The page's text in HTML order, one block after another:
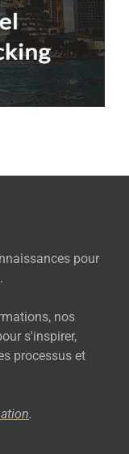
pour
nos
s'inspirer,
processus et
.